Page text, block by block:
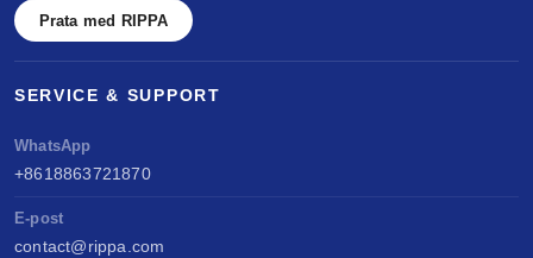
Prata med RIPPA
SERVICE & SUPPORT
WhatsApp
+8618863721870
E-post
contact@rippa.com